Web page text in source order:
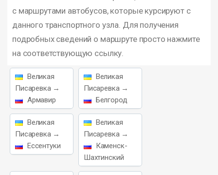
с маршрутами автобусов, которые курсируют с
данного транспортного узла. Для получения
подробных сведений о маршруте просто нажмите
на соответствующую ссылку.
Великая
Писаревка →
Армавир
Великая
Писаревка →
Белгород
Великая
Писаревка →
Ессентуки
Великая
Писаревка →
Каменск-
Шахтинский